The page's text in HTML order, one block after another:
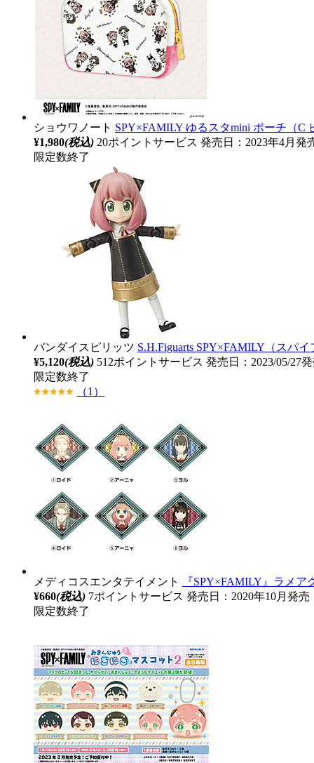
ショウワノート SPY×FAMILY ゆるスタmini ポーチ（C
¥1,980(税込) 20ポイントサービス 発売日：2023年4月発
限定数終了
バンダイスピリッツ S.H.Figuarts SPY×FAMILY（スパ
¥5,120(税込) 512ポイントサービス 発売日：2023/05/27
限定数終了
（1）
メディコスエンタテイメント
『SPY×FAMILY』ラメア
¥660(税込) 7ポイントサービス 発売日：2020年10月発売
限定数終了